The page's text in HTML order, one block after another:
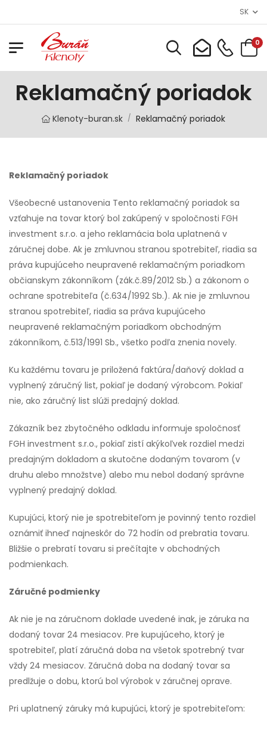
SK
0
Reklamačný poriadok
Klenoty-buran.sk / Reklamačný poriadok
Reklamačný poriadok
Všeobecné ustanovenia Tento reklamačný poriadok sa
vzťahuje na tovar ktorý bol zakúpený v spoločnosti FGH
investment s.r.o. a jeho reklamácia bola uplatnená v
záručnej dobe. Ak je zmluvnou stranou spotrebiteľ, riadia sa
práva kupujúceho neupravené reklamačným poriadkom
občianskym zákonníkom (zák.č.89/2012 Sb.) a zákonom o
ochrane spotrebiteľa (č.634/1992 Sb.). Ak nie je zmluvnou
stranou spotrebiteľ, riadia sa práva kupujúceho
neupravené reklamačným poriadkom obchodným
zákonníkom, č.513/1991 Sb., všetko podľa znenia novely.
Ku každému tovaru je priložená faktúra/daňový doklad a
vyplnený záručný list, pokiaľ je dodaný výrobcom. Pokiaľ
nie, ako záručný list slúži predajný doklad.
Zákazník bez zbytočného odkladu informuje spoločnosť
FGH investment s.r.o., pokiaľ zistí akýkoľvek rozdiel medzi
predajným dokladom a skutočne dodaným tovarom (v
druhu alebo množstve) alebo mu nebol dodaný správne
vyplnený predajný doklad.
Kupujúci, ktorý nie je spotrebiteľom je povinný tento rozdiel
oznámiť ihneď najneskôr do 72 hodín od prebratia tovaru.
Bližšie o prebratí tovaru si prečítajte v obchodných
podmienkach.
Záručné podmienky
Ak nie je na záručnom doklade uvedené inak, je záruka na
dodaný tovar 24 mesiacov. Pre kupujúceho, ktorý je
spotrebiteľ, platí záručná doba na všetok spotrebný tvar
vždy 24 mesiacov. Záručná doba na dodaný tovar sa
predlžuje o dobu, ktorú bol výrobok v záručnej oprave.
Pri uplatnený záruky má kupujúci, ktorý je spotrebiteľom: